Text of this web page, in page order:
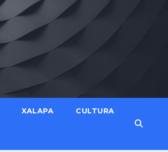
XALAPA CULTURA